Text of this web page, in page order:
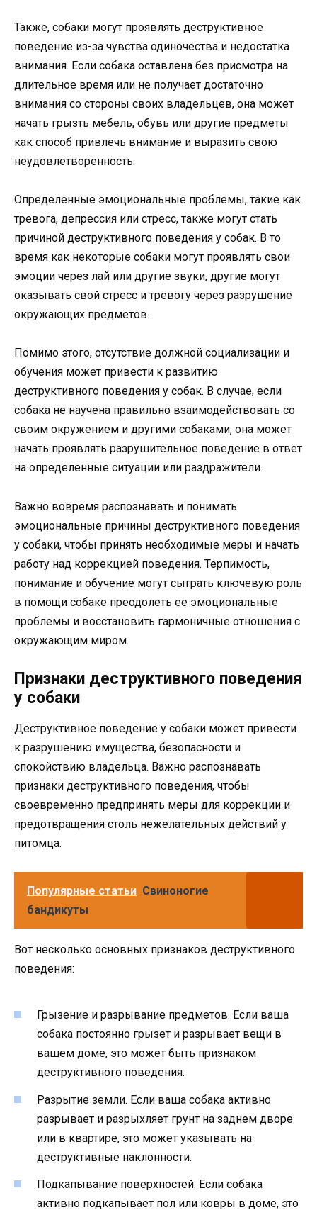
Также, собаки могут проявлять деструктивное
поведение из-за чувства одиночества и недостатка
внимания. Если собака оставлена без присмотра на
длительное время или не получает достаточно
внимания со стороны своих владельцев, она может
начать грызть мебель, обувь или другие предметы
как способ привлечь внимание и выразить свою
неудовлетворенность.
Определенные эмоциональные проблемы, такие как
тревога, депрессия или стресс, также могут стать
причиной деструктивного поведения у собак. В то
время как некоторые собаки могут проявлять свои
эмоции через лай или другие звуки, другие могут
оказывать свой стресс и тревогу через разрушение
окружающих предметов.
Помимо этого, отсутствие должной социализации и
обучения может привести к развитию
деструктивного поведения у собак. В случае, если
собака не научена правильно взаимодействовать со
своим окружением и другими собаками, она может
начать проявлять разрушительное поведение в ответ
на определенные ситуации или раздражители.
Важно вовремя распознавать и понимать
эмоциональные причины деструктивного поведения
у собаки, чтобы принять необходимые меры и начать
работу над коррекцией поведения. Терпимость,
понимание и обучение могут сыграть ключевую роль
в помощи собаке преодолеть ее эмоциональные
проблемы и восстановить гармоничные отношения с
окружающим миром.
Признаки деструктивного поведения
у собаки
Деструктивное поведение у собаки может привести
к разрушению имущества, безопасности и
спокойствию владельца. Важно распознавать
признаки деструктивного поведения, чтобы
своевременно предпринять меры для коррекции и
предотвращения столь нежелательных действий у
питомца.
Популярные статьи Свиноногие
бандикуты
Вот несколько основных признаков деструктивного
поведения:
Грызение и разрывание предметов. Если ваша
собака постоянно грызет и разрывает вещи в
вашем доме, это может быть признаком
деструктивного поведения.
Разрытие земли. Если ваша собака активно
разрывает и разрыхляет грунт на заднем дворе
или в квартире, это может указывать на
деструктивные наклонности.
Подкапывание поверхностей. Если собака
активно подкапывает пол или ковры в доме, это